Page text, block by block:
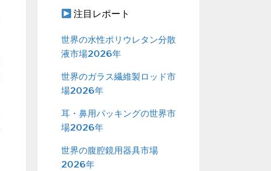
注目レポート
世界の水性ポリウレタン分散
液市場2026年
世界のガラス繊維製ロッド市
場2026年
耳・鼻用パッキングの世界市
場2026年
世界の腹腔鏡用器具市場
2026年